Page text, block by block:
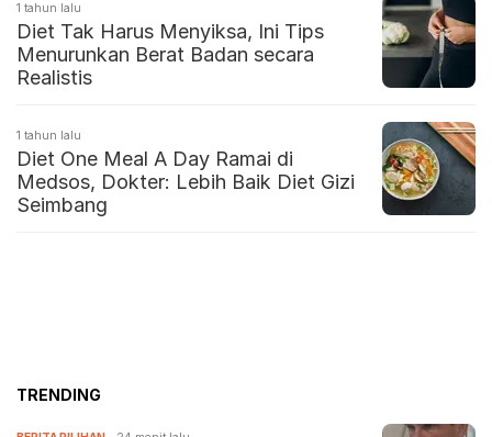
1 tahun lalu
Diet Tak Harus Menyiksa, Ini Tips
Menurunkan Berat Badan secara
Realistis
1 tahun lalu
Diet One Meal A Day Ramai di
Medsos, Dokter: Lebih Baik Diet Gizi
Seimbang
TRENDING